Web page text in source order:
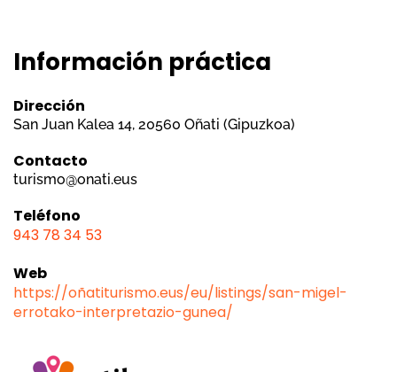
Información práctica
Dirección
San Juan Kalea 14, 20560 Oñati (Gipuzkoa)
Contacto
turismo@onati.eus
Teléfono
943 78 34 53
Web
https://oñatiturismo.eus/eu/listings/san-migel-
errotako-interpretazio-gunea/